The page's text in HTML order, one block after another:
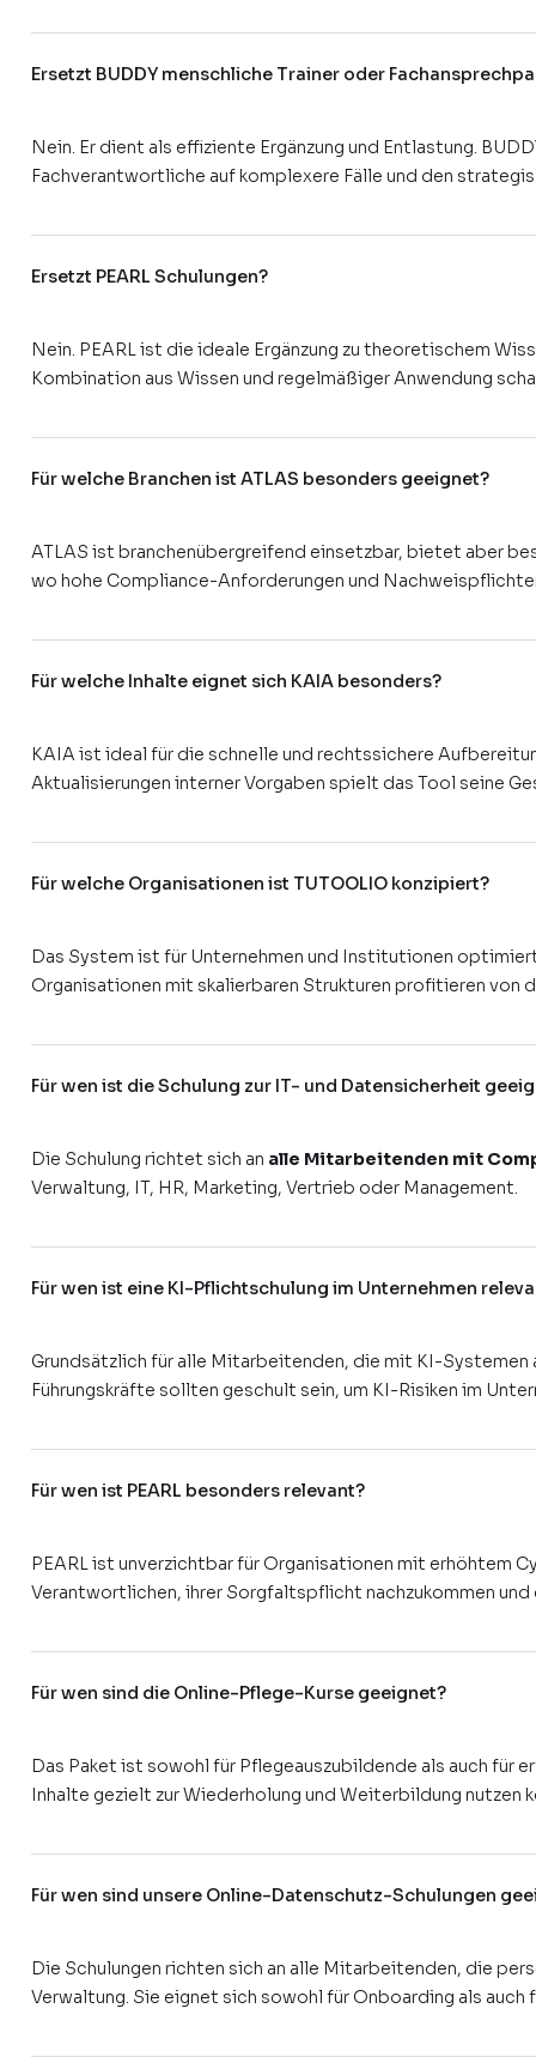
Ersetzt BUDDY menschliche Trainer oder
Nein. Er dient als effiziente Ergänzung und Entlastung.
Fachverantwortliche auf komplexere Fälle und den
Ersetzt PEARL Schulungen?
Nein. PEARL ist die ideale Ergänzung zu theoretischem
Kombination aus Wissen und regelmäßiger Anwendung
Für welche Branchen ist ATLAS besonders geeignet?
ATLAS ist branchenübergreifend einsetzbar, bietet aber
wo hohe Compliance-Anforderungen und
Für welche Inhalte eignet sich KAIA besonders?
KAIA ist ideal für die schnelle und rechtssichere
Aktualisierungen interner Vorgaben spielt das Tool seine
Für welche Organisationen ist TUTOOLIO konzipiert?
Das System ist für Unternehmen und Institutionen
Organisationen mit skalierbaren Strukturen profitieren von
Für wen ist die Schulung zur IT- und Datensicherheit
Die Schulung richtet sich an alle Mitarbeitenden mit
Verwaltung, IT, HR, Marketing, Vertrieb oder Management.
Für wen ist eine KI-Pflichtschulung im Unternehmen
Grundsätzlich für alle Mitarbeitenden, die mit KI-Systemen
Führungskräfte sollten geschult sein, um KI-Risiken im
Für wen ist PEARL besonders relevant?
PEARL ist unverzichtbar für Organisationen mit erhöhtem
Verantwortlichen, ihrer Sorgfaltspflicht nachzukommen
Für wen sind die Online-Pflege-Kurse geeignet?
Das Paket ist sowohl für Pflegeauszubildende als auch für
Inhalte gezielt zur Wiederholung und Weiterbildung nutzen
Für wen sind unsere Online-Datenschutz-Schulungen
Die Schulungen richten sich an alle Mitarbeitenden, die
Verwaltung. Sie eignet sich sowohl für Onboarding als auch